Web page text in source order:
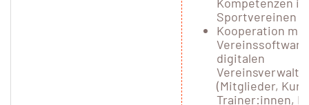
Sportvereinen
Kooperation mit
Vereinssoftware
digitalen
(Mitglieder,
Trainer:innen,